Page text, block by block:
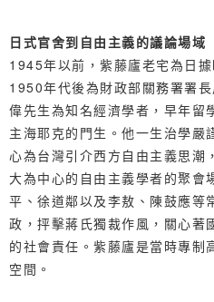
日式官舍到自由主義的議論場域
1945年以前，紫藤廬老宅為日
1950年代後為財政部關務署署
偉先生為知名經濟學者，早年留
主海耶克的門生。他一生治學嚴
心為台灣引介西方自由主義思潮
大為中心的自由主義學者的聚會
平、徐道鄰以及李敖、陳鼓應等
政，抨擊蔣氏獨裁作風，關心著
的社會責任。紫藤廬是當時專制
空間。